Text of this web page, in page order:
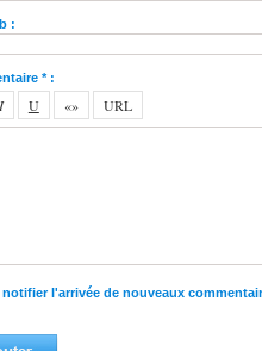
:
* :
notifier l'arrivée de nouveaux